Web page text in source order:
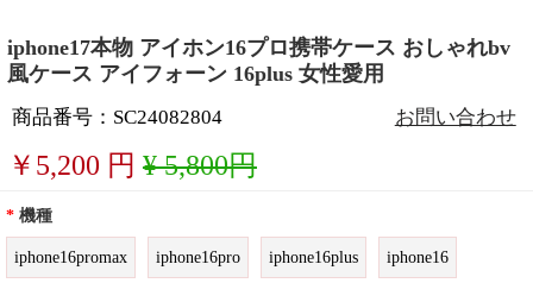
iphone17本物 アイホン16プロ携帯ケース おしゃれbv
風ケース アイフォーン 16plus 女性愛用
商品番号：SC24082804 お問い合わせ
￥ 5,200 円 ¥ 5,800円
* 機種
iphone16promax iphone16pro iphone16plus iphone16